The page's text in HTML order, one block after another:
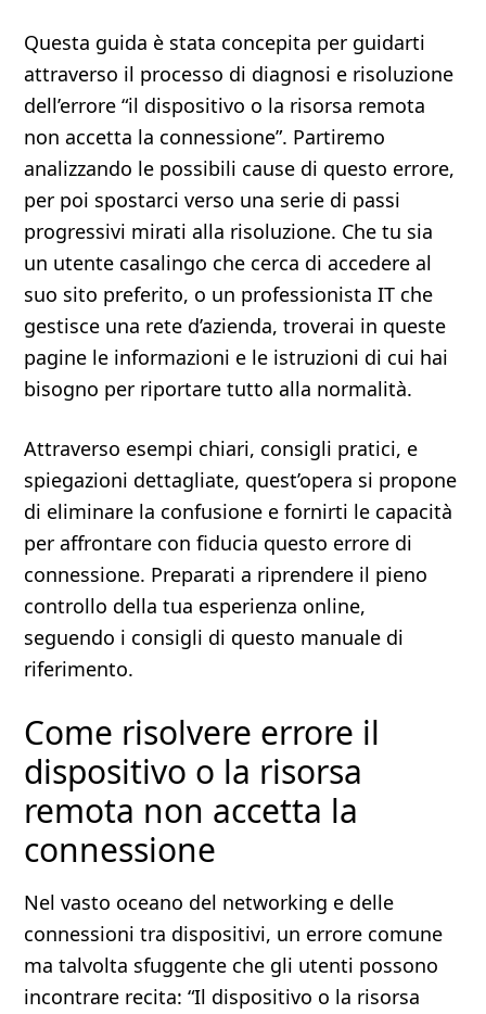
Questa guida è stata concepita per guidarti
attraverso il processo di diagnosi e risoluzione
dell’errore “il dispositivo o la risorsa remota
non accetta la connessione”. Partiremo
analizzando le possibili cause di questo errore,
per poi spostarci verso una serie di passi
progressivi mirati alla risoluzione. Che tu sia
un utente casalingo che cerca di accedere al
suo sito preferito, o un professionista IT che
gestisce una rete d’azienda, troverai in queste
pagine le informazioni e le istruzioni di cui hai
bisogno per riportare tutto alla normalità.
Attraverso esempi chiari, consigli pratici, e
spiegazioni dettagliate, quest’opera si propone
di eliminare la confusione e fornirti le capacità
per affrontare con fiducia questo errore di
connessione. Preparati a riprendere il pieno
controllo della tua esperienza online,
seguendo i consigli di questo manuale di
riferimento.
Come risolvere errore il
dispositivo o la risorsa
remota non accetta la
connessione
Nel vasto oceano del networking e delle
connessioni tra dispositivi, un errore comune
ma talvolta sfuggente che gli utenti possono
incontrare recita: “Il dispositivo o la risorsa